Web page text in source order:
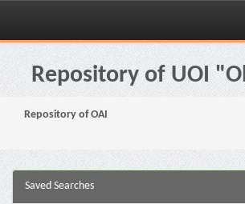
Skip
navigationRepository of UOI
Repository of OAI
Saved Searches